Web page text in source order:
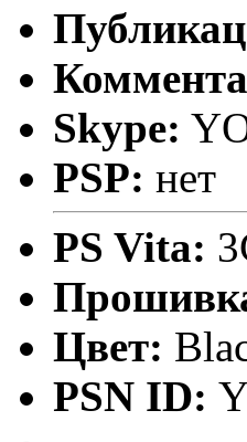
Skype:
PSP: нет
PS Vita:
Цвет:
PSN ID: